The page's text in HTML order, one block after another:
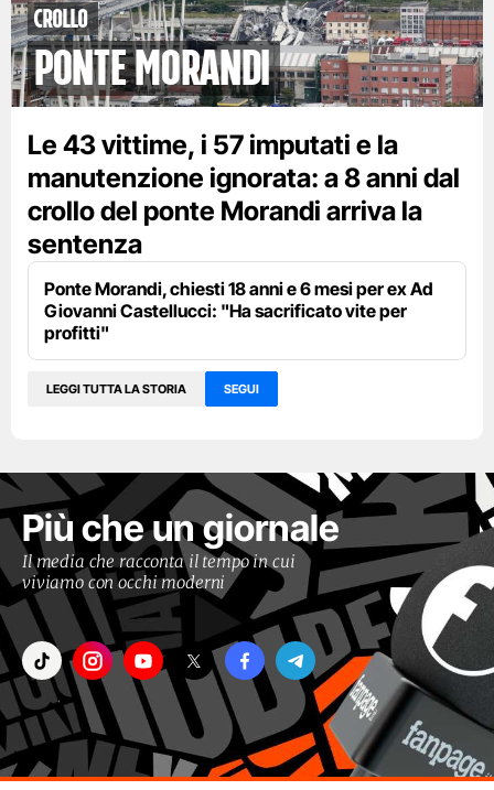
crollo
ponte morandi
Le 43 vittime, i 57 imputati e la
manutenzione ignorata: a 8 anni dal
crollo del ponte Morandi arriva la
sentenza
Ponte Morandi, chiesti 18 anni e 6 mesi per ex Ad
Giovanni Castellucci: "Ha sacrificato vite per
profitti"
LEGGI TUTTA LA STORIA SEGUI
Più che un giornale
Il media che racconta il tempo in cui
viviamo con occhi moderni